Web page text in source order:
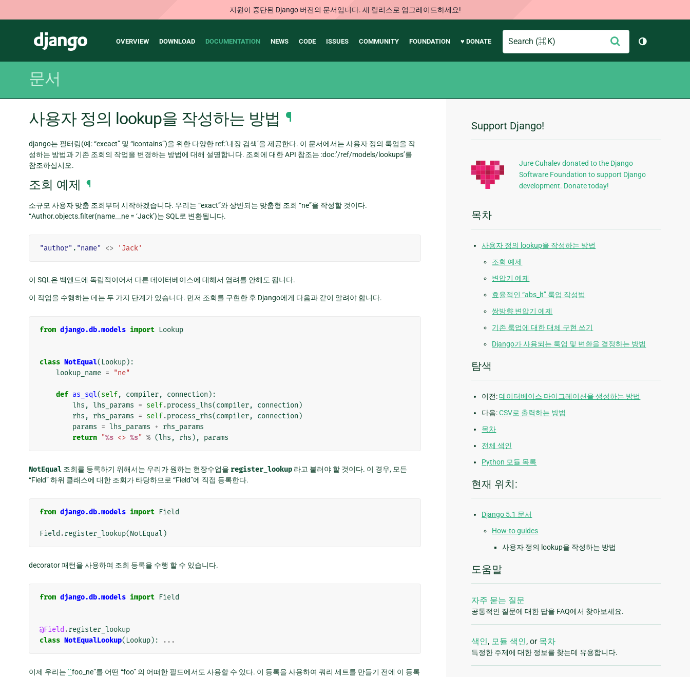
지원이 중단된 Django 버전의 문서입니다. 새 릴리스로 업그레이드하세요!
Django
Main
OVERVIEW DOWNLOAD DOCUMENTATION NEWS CODE ISSUES COMMUNITY FOUNDATION ♥ DONATE
Search
출
테마 토글 (
문서
사용자 정의 lookup을 작성하는 방법 ¶
django는 필터링(예: “exeact” 및 “icontains”)을 위한 다양한 ref:’내장 검색’을 제공한다. 이 문서에서는 사용자 정의 룩업을 작
성하는 방법과 기존 조회의 작업을 변경하는 방법에 대해 설명합니다. 조회에 대한 API 참조는 :doc:’/ref/models/lookups’를
참조하십시오.
조회 예제 ¶
소규모 사용자 맞춤 조회부터 시작하겠습니다. 우리는 “exact”와 상반되는 맞춤형 조회 “ne”을 작성할 것이다.
“Author.objects.filter(name__ne = ‘Jack’)는 SQL로 변환됩니다.
"author" . "name" <> 'Jack'
이 SQL은 백엔드에 독립적이어서 다른 데이터베이스에 대해서 염려를 안해도 됩니다.
이 작업을 수행하는 데는 두 가지 단계가 있습니다. 먼저 조회를 구현한 후 Django에게 다음과 같이 알려야 합니다.
from django.db.models import Lookup
class NotEqual( Lookup):
lookup_name = "ne"
def as_sql(self, compiler, connection ):
lhs , lhs_params = self.process_lhs(compiler, connection )
rhs , rhs_params = self.process_rhs(compiler, connection )
params = lhs_params + rhs_params
return "%s <> %s" % (lhs , rhs ), params
NotEqual 조회를 등록하기 위해서는 우리가 원하는 현장수업을 register_lookup 라고 불러야 할 것이다. 이 경우, 모든
“Field” 하위 클래스에 대한 조회가 타당하므로 “Field”에 직접 등록한다.
from django.db.models import Field
Field .register_lookup(NotEqual )
decorator 패턴을 사용하여 조회 등록을 수행 할 수 있습니다.
from django.db.models import Field
@Field .register_lookup
class NotEqualLookup( Lookup): ...
이제 우리는 ``foo_ne”를 어떤 “foo” 의 어떠한 필드에서도 사용할 수 있다. 이 등록을 사용하여 쿼리 세트를 만들기 전에 이 등록
추
가
정
보
Support Django!
Jure Cuhalev donated to the Django
Software Foundation to support Django
development. Donate today!
목차
사용자 정의 lookup을 작성하는 방법
조회 예제
변압기 예제
효율적인 “abs_lt” 룩업 작성법
쌍방향 변압기 예제
기존 룩업에 대한 대체 구현 쓰기
Django가 사용되는 룩업 및 변환을 결정하는 방법
탐색
이전:데이터베이스 마이그레이션을 생성하는 방법
다음:CSV로 출력하는 방법
목차
전체 색인
Python 모듈 목록
현재 위치:
Django 5.1 문서
How-to guides
사용자 정의 lookup을 작성하는 방법
도움말
자주 묻는 질문
공통적인 질문에 대한 답을 FAQ에서 찾아보세요.
색인, 모듈 색인, or 목차
특정한 주제에 대한 정보를 찾는데 유용합니다.